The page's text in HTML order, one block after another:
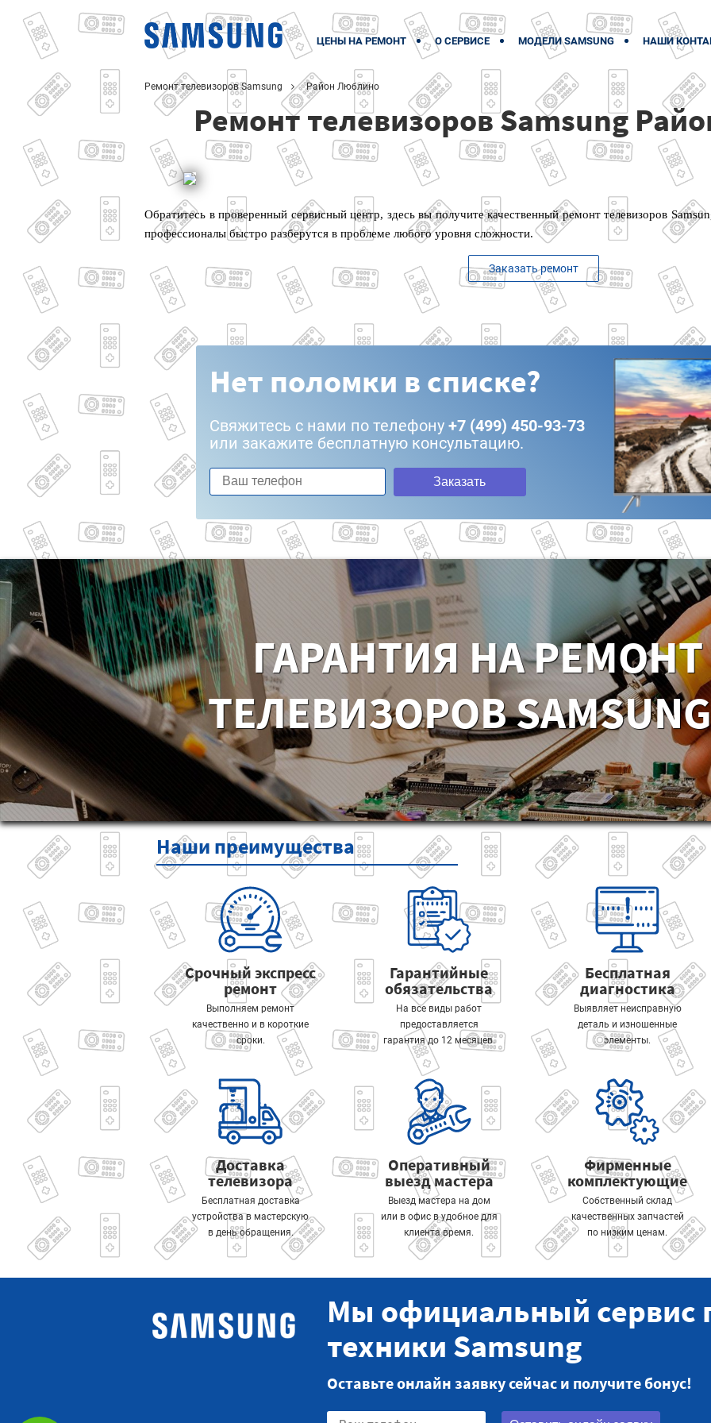
ЦЕНЫ НА РЕМОНТ О СЕРВИСЕ МОДЕЛИ SAMSUNG НАШИ
Ремонт телевизоров Samsung Район Люблино
Ремонт телевизоров Samsung
Обратитесь в проверенный сервисный центр, здесь вы получите качественный ремонт телевизоров
профессионалы быстро разберутся в проблеме любого уровня сложности.
Заказать ремонт
Нет поломки в списке?
Свяжитесь с нами по телефону +7 (499) 450-93-73
или закажите бесплатную консультацию.
Заказать
ГАРАНТИЯ НА РЕМОНТ
ТЕЛЕВИЗОРОВ
Наши преимущества
Срочный экспресс
ремонт
Выполняем ремонт
качественно и в короткие
сроки.
Гарантийные
обязательства
На все виды работ
предоставляется
гарантия до 12 месяцев.
Бесплатная
диагностика
Выявляет неисправную
деталь и изношенные
элементы.
Доставка
телевизора
Бесплатная доставка
устройства в мастерскую
в день обращения.
Оперативный
выезд мастера
Выезд мастера на дом
или в офис в удобное для
клиента время.
Фирменные
комплектующие
Собственный склад
качественных запчастей
по низким ценам.
Мы официальный сервис
техники Samsung
Оставьте онлайн заявку сейчас и получите бонус!